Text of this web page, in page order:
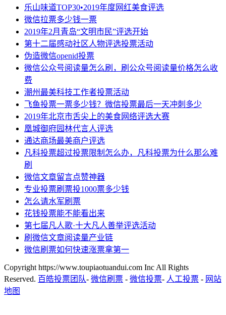
乐山味道TOP30•2019年度网红美食评选
微信拉票多少钱一票
2019年2月青岛“文明市民”评选开始
第十二届感动社区人物评选投票活动
伪造微信openid投票
微信公众号阅读量怎么刷，刷公众号阅读量价格怎么收
费
潮州最美科技工作者投票活动
飞鱼投票一票多少钱？微信投票最后一天冲刺多少
2019年北京市舌尖上的美食网络评选大赛
凰城御府园林代言人评选
通达商场最美商户评选
凡科投票超过投票限制怎么办，凡科投票为什么那么难
刷
微信文章留言点赞神器
专业投票刷票投1000票多少钱
怎么请水军刷票
花钱投票能不能看出来
第七届凡人歌·十大凡人善举评选活动
刷微信文章阅读量产业链
微信刷票如何快速涨票拿第一
Copyright https://www.toupiaotuandui.com Inc All Rights
Reserved. 百皓投票团队- 微信刷票 - 微信投票- 人工投票 - 网站
地图